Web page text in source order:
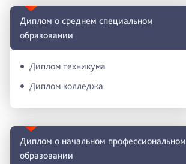
Диплом о среднем специальном
образовании
Диплом техникума
Диплом колледжа
Диплом о начальном профессиональном
oбразовании